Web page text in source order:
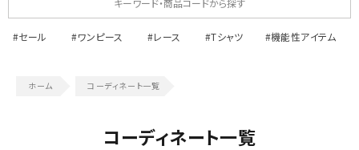
#セール #ワンピース #レース #Tシャツ #機能性アイテム
コーディネート一覧
コーディネート一覧